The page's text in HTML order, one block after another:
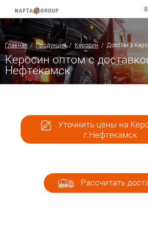
Главная /Продукция/ Керосин / Доставка
Керосин оптом с
Нефтекамск
Уточнить цены на
г.Нефтекамск
Рассчитать